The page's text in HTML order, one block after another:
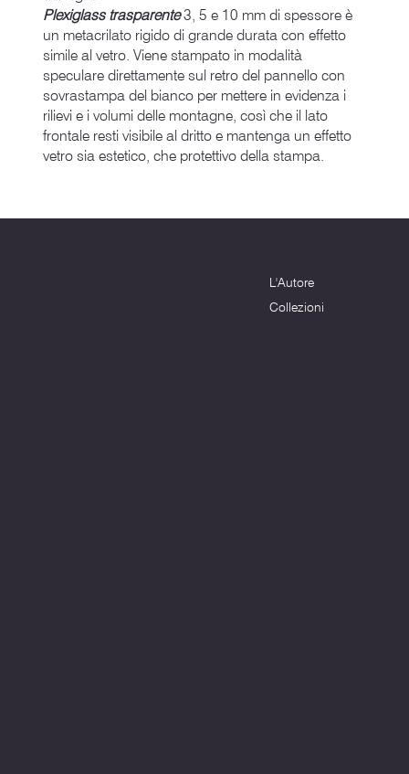
Plexiglass trasparente3, 5 e 10 mm di spessore è
un metacrilato rigido di grande durata con effetto
simile al vetro. Viene stampato in modalità
speculare direttamente sul retro del pannello con
sovrastampa del bianco per mettere in evidenza i
rilievi e i volumi delle montagne, così che il lato
frontale resti visibile al dritto e mantenga un effetto
vetro sia estetico, che protettivo della stampa.
L'Autore
Collezioni